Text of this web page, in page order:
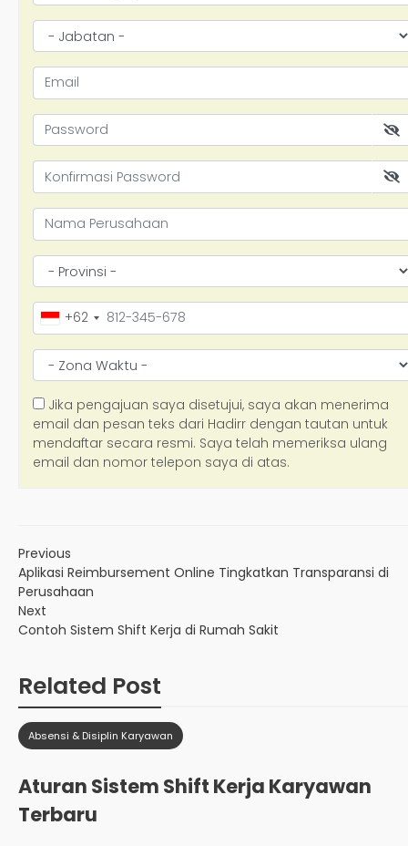
Previous
Aplikasi Reimbursement Online Tingkatkan Transparansi di
Perusahaan
Next
Contoh Sistem Shift Kerja di Rumah Sakit
Related Post
Absensi & Disiplin Karyawan
Aturan Sistem Shift Kerja Karyawan
Terbaru